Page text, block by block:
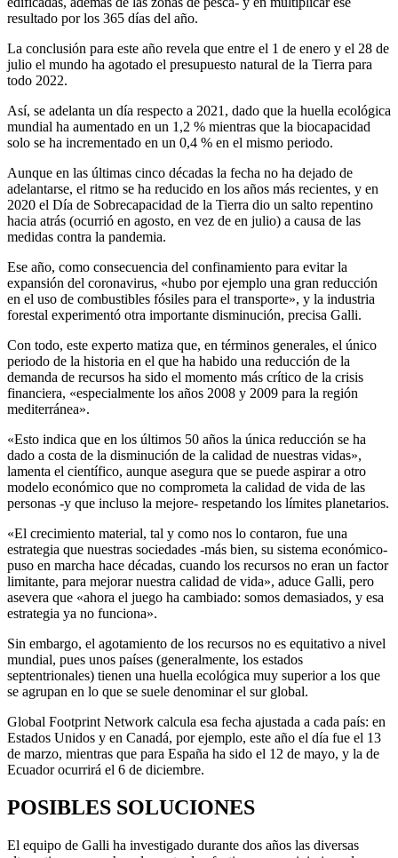
resultado por los 365 días del año.
La conclusión para este año revela que entre el 1 de enero y el 28 de
julio el mundo ha agotado el presupuesto natural de la Tierra para
todo 2022.
Así, se adelanta un día respecto a 2021, dado que la huella ecológica
mundial ha aumentado en un 1,2 % mientras que la biocapacidad
solo se ha incrementado en un 0,4 % en el mismo periodo.
Aunque en las últimas cinco décadas la fecha no ha dejado de
adelantarse, el ritmo se ha reducido en los años más recientes, y en
2020 el Día de Sobrecapacidad de la Tierra dio un salto repentino
hacia atrás (ocurrió en agosto, en vez de en julio) a causa de las
medidas contra la pandemia.
Ese año, como consecuencia del confinamiento para evitar la
expansión del coronavirus, «hubo por ejemplo una gran reducción
en el uso de combustibles fósiles para el transporte», y la industria
forestal experimentó otra importante disminución, precisa Galli.
Con todo, este experto matiza que, en términos generales, el único
periodo de la historia en el que ha habido una reducción de la
demanda de recursos ha sido el momento más crítico de la crisis
financiera, «especialmente los años 2008 y 2009 para la región
mediterránea».
«Esto indica que en los últimos 50 años la única reducción se ha
dado a costa de la disminución de la calidad de nuestras vidas»,
lamenta el científico, aunque asegura que se puede aspirar a otro
modelo económico que no comprometa la calidad de vida de las
personas -y que incluso la mejore- respetando los límites planetarios.
«El crecimiento material, tal y como nos lo contaron, fue una
estrategia que nuestras sociedades -más bien, su sistema económico-
puso en marcha hace décadas, cuando los recursos no eran un factor
limitante, para mejorar nuestra calidad de vida», aduce Galli, pero
asevera que «ahora el juego ha cambiado: somos demasiados, y esa
estrategia ya no funciona».
Sin embargo, el agotamiento de los recursos no es equitativo a nivel
mundial, pues unos países (generalmente, los estados
septentrionales) tienen una huella ecológica muy superior a los que
se agrupan en lo que se suele denominar el sur global.
Global Footprint Network calcula esa fecha ajustada a cada país: en
Estados Unidos y en Canadá, por ejemplo, este año el día fue el 13
de marzo, mientras que para España ha sido el 12 de mayo, y la de
Ecuador ocurrirá el 6 de diciembre.
POSIBLES SOLUCIONES
El equipo de Galli ha investigado durante dos años las diversas